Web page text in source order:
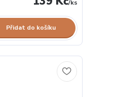
/ks
Přidat do košíku